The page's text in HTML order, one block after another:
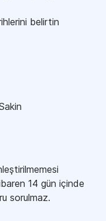
belirtin
14 gün içinde
sorulmaz.